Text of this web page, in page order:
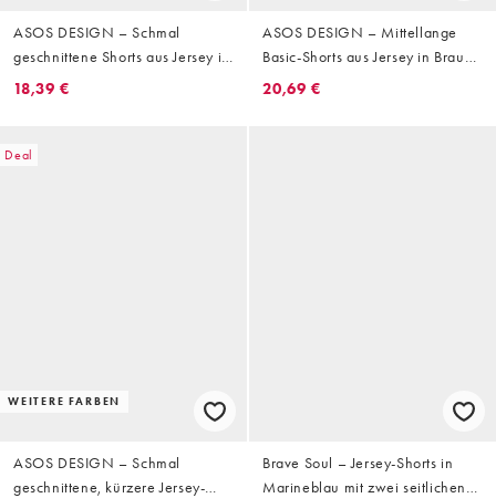
ASOS DESIGN – Schmal
geschnittene Shorts aus Jersey in
Marineblau mit Waffelstruktur
18,39 €
ASOS DESIGN – Mittellange
Basic-Shorts aus Jersey in Braun
mit Oversize-Passform
20,69 €
Deal
WEITERE FARBEN
ASOS DESIGN – Schmal
geschnittene, kürzere Jersey-
Brave Soul – Jersey-Shorts in
Marineblau mit zwei seitlichen